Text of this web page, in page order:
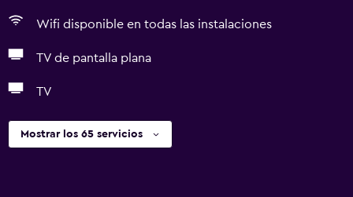
Wifi disponible en todas las instalaciones
TV de pantalla plana
TV
Mostrar los 65 servicios